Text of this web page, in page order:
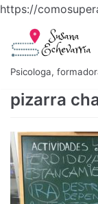
https://
Saltar
contenido
Psicologa,
pizarra